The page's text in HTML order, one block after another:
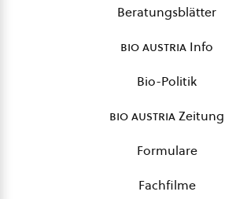
Beratungsblätter
bio austria Info
Bio-Politik
bio austriaZeitung
Formulare
Fachfilme